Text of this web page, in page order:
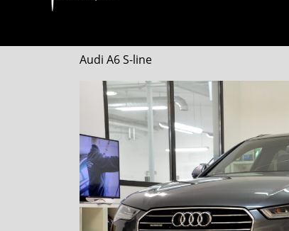
Audi A6 S-line